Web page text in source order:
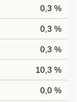
0,3 %
0,3 %
0,3 %
10,3 %
0,0 %